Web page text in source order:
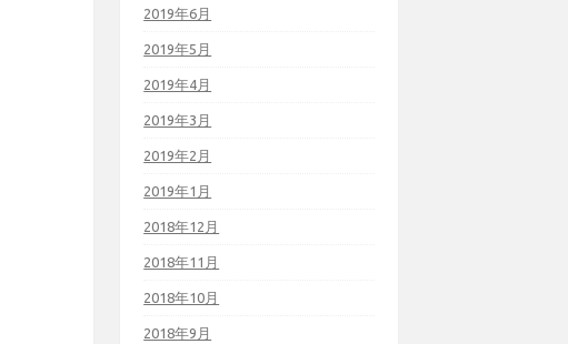
2019年6月
2019年5月
2019年4月
2019年3月
2019年2月
2019年1月
2018年12月
2018年11月
2018年10月
2018年9月